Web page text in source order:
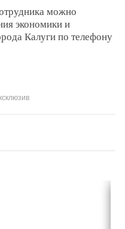
можно
экономики и
Калуги по телефону